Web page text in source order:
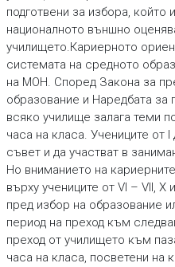
подготвени за избора,
националното външно
училището.Кариерното
системата на средното
на МОН. Според Закона за
образование и Наредбата
всяко училище залага теми
часа на класа. Учениците от
съвет и да участват в
Но вниманието на
върху учениците от VI – VII,
пред избор на образование
период на преход към
преход от училището към
часа на класа, посветени на